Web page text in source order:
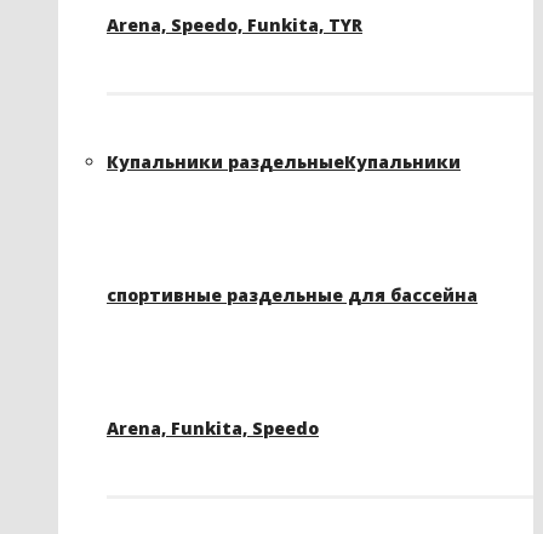
Arena, Speedo, Funkita, TYR
Купальники раздельныеКупальники
спортивные раздельные для бассейна
Arena, Funkita, Speedo